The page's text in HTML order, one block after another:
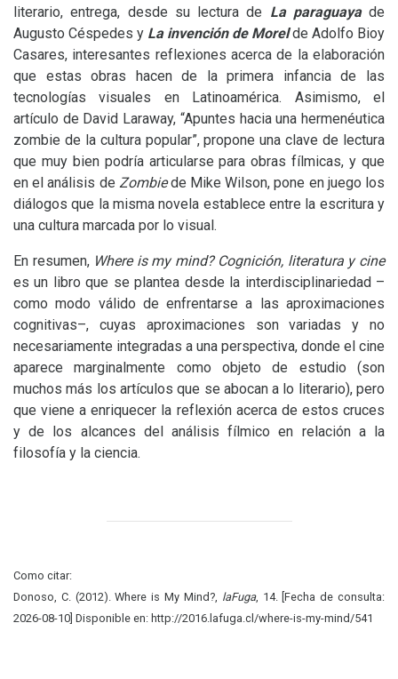
literario, entrega, desde su lectura de La paraguayade
Augusto Céspedes y La invención de Morelde Adolfo Bioy
Casares, interesantes reflexiones acerca de la elaboración
que estas obras hacen de la primera infancia de las
tecnologías visuales en Latinoamérica. Asimismo, el
artículo de David Laraway, “Apuntes hacia una hermenéutica
zombie de la cultura popular”, propone una clave de lectura
que muy bien podría articularse para obras fílmicas, y que
en el análisis de Zombiede Mike Wilson, pone en juego los
diálogos que la misma novela establece entre la escritura y
una cultura marcada por lo visual.
En resumen, Where is my mind? Cognición, literatura y cine
es un libro que se plantea desde la interdisciplinariedad –
como modo válido de enfrentarse a las aproximaciones
cognitivas–, cuyas aproximaciones son variadas y no
necesariamente integradas a una perspectiva, donde el cine
aparece marginalmente como objeto de estudio (son
muchos más los artículos que se abocan a lo literario), pero
que viene a enriquecer la reflexión acerca de estos cruces
y de los alcances del análisis fílmico en relación a la
filosofía y la ciencia.
Como citar:
Donoso, C. (2012). Where is My Mind?, laFuga, 14. [Fecha de consulta:
2026-08-10] Disponible en: http://2016.lafuga.cl/where-is-my-mind/541